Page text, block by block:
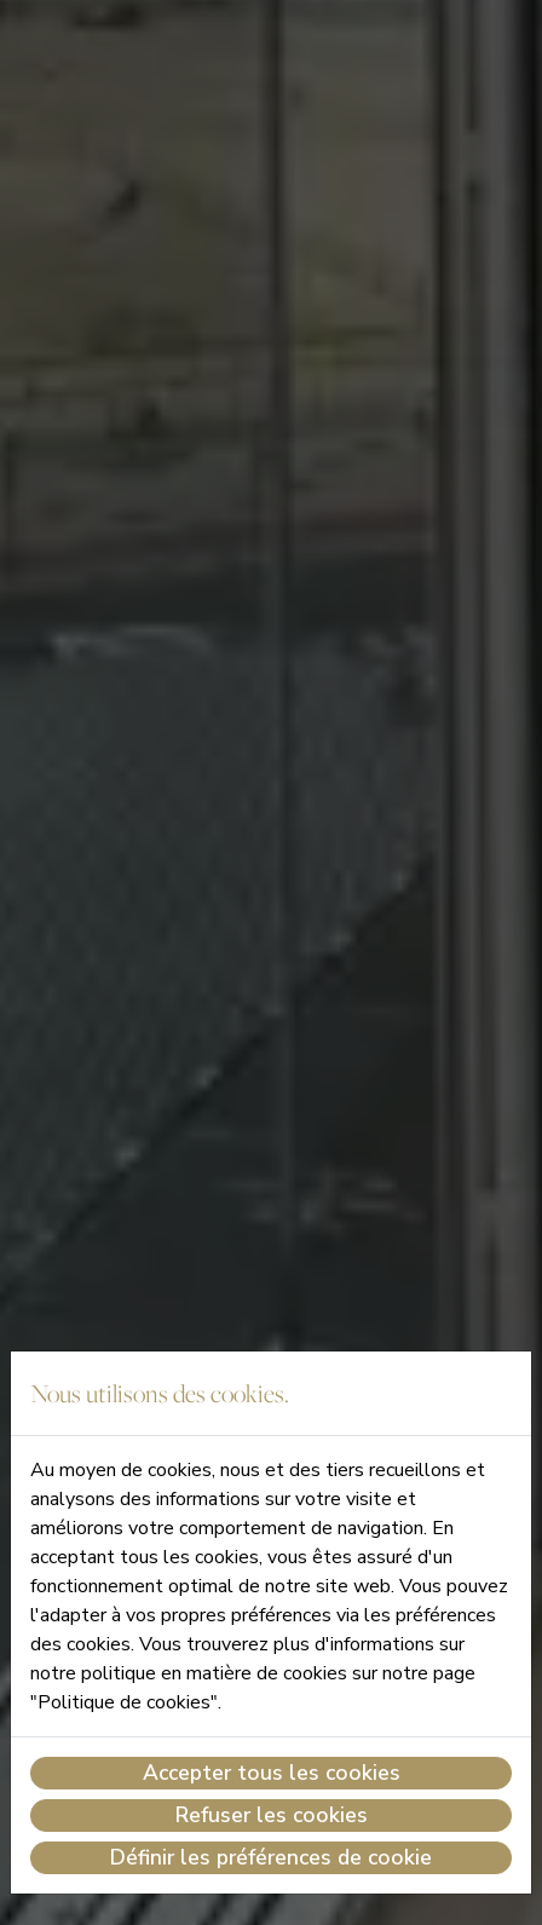
Nous utilisons des cookies.
Au moyen de cookies, nous et des tiers recueillons et
analysons des informations sur votre visite et
améliorons votre comportement de navigation. En
acceptant tous les cookies, vous êtes assuré d'un
fonctionnement optimal de notre site web. Vous pouvez
l'adapter à vos propres préférences via les préférences
des cookies. Vous trouverez plus d'informations sur
notre politique en matière de cookies sur notre page
"Politique de cookies".
Accepter tous les cookies
Refuser les cookies
Définir les préférences de cookie